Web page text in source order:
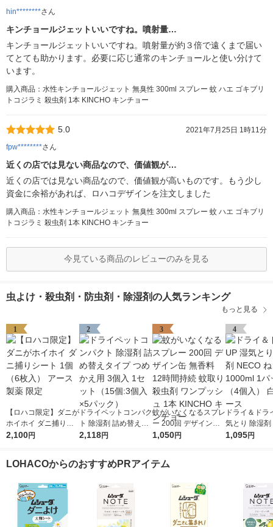
hin********さん
キンチョールジェットいいですね。噴射量…
キンチョールジェットいいですね。噴射量が約３倍で遠くまで届い
てとても助かります。必要に応じ通常のキンチョールと使い分けて
います。
購入商品：水性キンチョールジェット 無臭性 300ml スプレー 蚊 ハエ ゴキブリ
トコジラミ 殺虫剤 1本 KINCHO キンチョー
5.0
2021年7月25日 1時11分
fpw********さん
近くの店では見ない商品なので、価値観が…
近くの店では見ない商品なので、価値観が高いものです。もう少し
資金に余裕があれば、ロハコデザインを注文しました
購入商品：水性キンチョールジェット 無臭性 300ml スプレー 蚊 ハエ ゴキブリ
トコジラミ 殺虫剤 1本 KINCHO キンチョー
今見ている商品のレビューのみを見る
虫よけ・殺虫剤・防虫剤・除湿剤の人気ランキング
もっと見る
1
【ロハコ限定】ダニが
ホイホイ ダニ捕りシ
ート 1個（6枚入） ア
2,100円
2
ドライペットコンパク
ト 除湿剤 詰め替えタ
イプ つめかえ用 3個
2,118円
3
蚊がいなくなるスプレ
ー 200回 デザイン缶
無香料 12時間持続 蚊
ンチョー
1,050円
4
ドライ＆ドラ
気とり 除湿剤
ねこ 1000ml
1,095円
LOHACOからのおすすめPRアイテム